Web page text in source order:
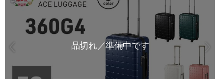
品切れ／準備中です